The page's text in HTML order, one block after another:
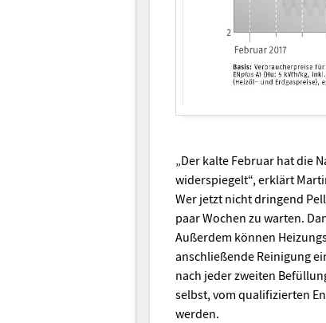
„Der kalte Februar hat die
widerspiegelt“, erklärt
Wer jetzt nicht dringend
paar Wochen zu warten.
Außerdem können
anschließende Reinigung
nach jeder zweiten
selbst, vom qualifizierten
werden.